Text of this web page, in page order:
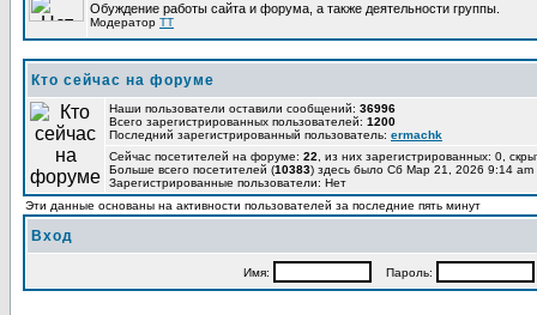
Обуждение работы сайта и форума, а также деятельности группы.
Модератор TT
Кто сейчас на форуме
Наши пользователи оставили сообщений: 36996
Всего зарегистрированных пользователей: 1200
Последний зарегистрированный пользователь: ermachk
Сейчас посетителей на форуме: 22 , из них зарегистрированных: 0,
Больше всего посетителей (10383) здесь было Сб Мар 21, 2026 9:14 am
Зарегистрированные пользователи: Нет
Эти данные основаны на активности пользователей за последние пять минут
Вход
Имя: Пароль: